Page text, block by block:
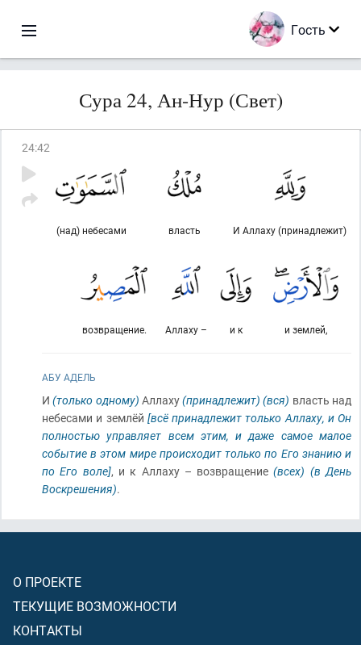
Гость
Сура 24, Ан-Нур (Свет)
24:42
И Аллаху (принадлежит)
власть
(над) небесами
и землей,
и к
Аллаху –
возвращение.
АБУ АДЕЛЬ
И(только одному) Аллаху(принадлежит) (вся) власть над
небесами и землёй [всё принадлежит только Аллаху, и Он
полностью управляет всем этим, и даже самое малое
событие в этом мире происходит только по Его знанию и
по Его воле], и к Аллаху – возвращение(всех) (в День
Воскрешения).
О ПРОЕКТЕ
ТЕКУЩИЕ ВОЗМОЖНОСТИ
КОНТАКТЫ